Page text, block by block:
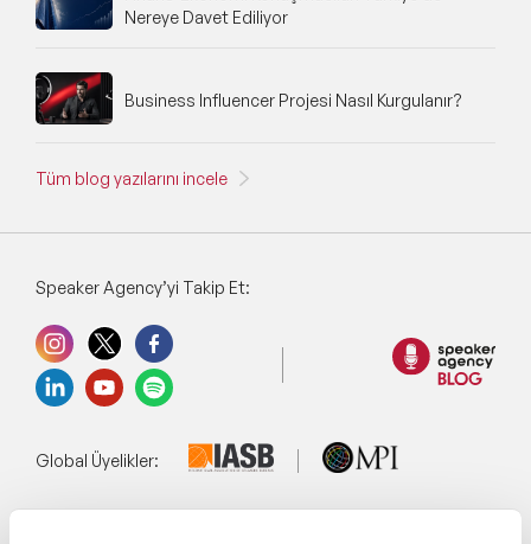
Nereye Davet Ediliyor
Business Influencer Projesi Nasıl Kurgulanır?
Tüm blog yazılarını incele
Speaker Agency’yi Takip Et:
Global Üyelikler: